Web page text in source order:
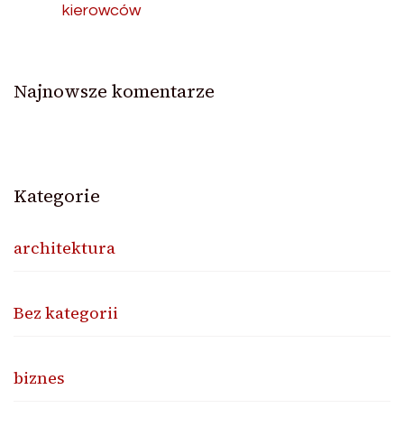
kierowców
Najnowsze komentarze
Kategorie
architektura
Bez kategorii
biznes